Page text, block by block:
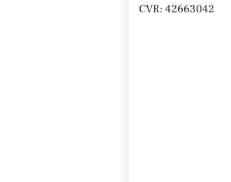
CVR: 42663042